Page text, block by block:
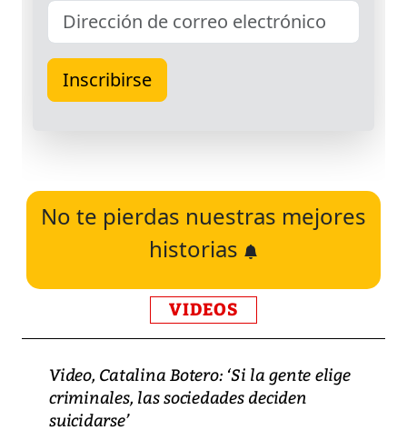
No te pierdas nuestras mejores
historias
VIDEOS
Video, Catalina Botero: ‘Si la gente elige
criminales, las sociedades deciden
suicidarse’